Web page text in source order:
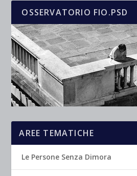
OSSERVATORIO FIO.PSD
AREE TEMATICHE
Le Persone Senza Dimora